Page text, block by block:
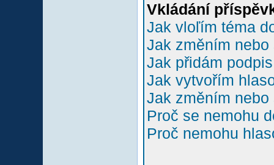
Vkládání
Jak vloľím téma
Jak změním
Jak přidám
Jak vytvořím
Jak změním
Proč se nemohu
Proč nemohu